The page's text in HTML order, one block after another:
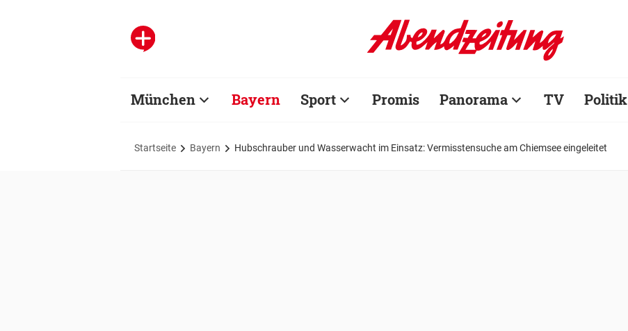
München Bayern Sport Promis Panorama TV Politik
Startseite Bayern Hubschrauber und Wasserwacht im Einsatz: Vermisstensuche am Chiemsee eingeleitet